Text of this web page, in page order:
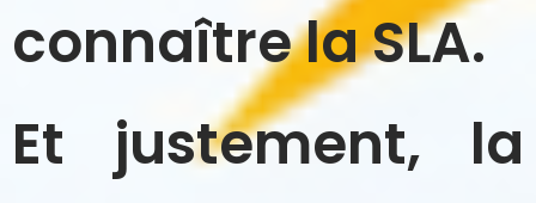
connaître la SLA.
Et justement, la